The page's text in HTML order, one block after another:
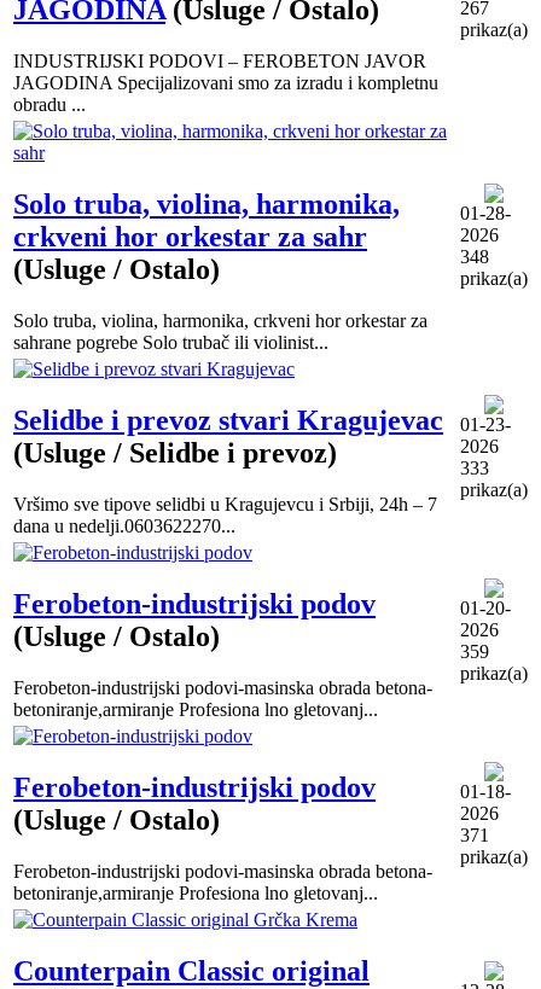
JAGODINA (Usluge / Ostalo)
INDUSTRIJSKI PODOVI – FEROBETON JAVOR
JAGODINA Specijalizovani smo za izradu i kompletnu
obradu ...
267
prikaz(a)
Solo truba, violina, harmonika,
crkveni hor orkestar za sahr
(Usluge / Ostalo)
Solo truba, violina, harmonika, crkveni hor orkestar za
sahrane pogrebe Solo trubač ili violinist...
01-28-
2026
348
prikaz(a)
Selidbe i prevoz stvari Kragujevac
(Usluge / Selidbe i prevoz)
Vršimo sve tipove selidbi u Kragujevcu i Srbiji, 24h – 7
dana u nedelji.0603622270...
01-23-
2026
333
prikaz(a)
Ferobeton-industrijski podov
(Usluge / Ostalo)
Ferobeton-industrijski podovi-masinska obrada betona-
betoniranje,armiranje Profesiona lno gletovanj...
01-20-
2026
359
prikaz(a)
Ferobeton-industrijski podov
(Usluge / Ostalo)
Ferobeton-industrijski podovi-masinska obrada betona-
betoniranje,armiranje Profesiona lno gletovanj...
01-18-
2026
371
prikaz(a)
Counterpain Classic original